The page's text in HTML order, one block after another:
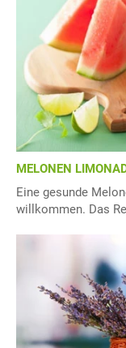
MELONEN
Eine gesunde
willkommen. Das